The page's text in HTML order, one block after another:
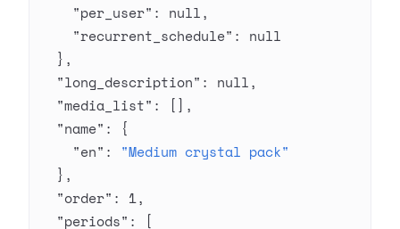
    "per_user"
: null,
    "recurrent_schedule"
: null
  },
  "long_description"
: null,
  "media_list"
: [],
  "name"
: {
    "en"
: "Medium crystal pack"
  },
  "order"
: 1,
  "periods"
: [